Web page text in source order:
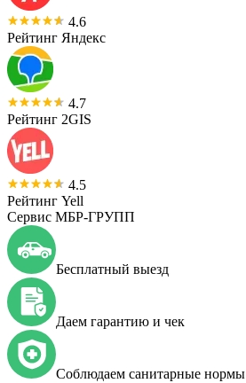
4.6
Рейтинг Яндекс
4.7
Рейтинг 2GIS
4.5
Рейтинг Yell
Сервис МБР-ГРУПП
Бесплатный выезд
Даем гарантию и чек
Соблюдаем санитарные нормы